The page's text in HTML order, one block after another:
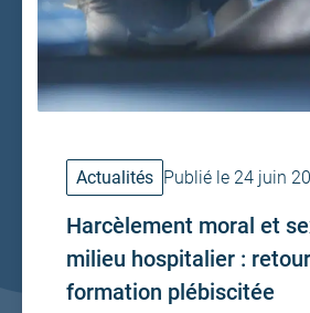
Actualités Publié le 24 juin
Harcèlement moral et
milieu hospitalier :
formation plébiscitée